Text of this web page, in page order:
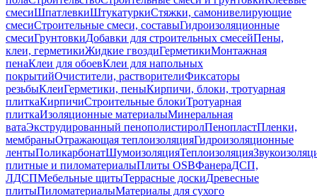
смесиШпатлевкиШтукатуркиСтяжки, самонивелирующие
смесиСтроительные смеси, составыГидроизоляционные
смесиГрунтовкиДобавки для строительных смесейПены,
клеи, герметикиЖидкие гвоздиГерметикиМонтажная
пенаКлеи для обоевКлеи для напольных
покрытийОчистители, растворителиФиксаторы
резьбыКлеиГерметики, пеныКирпичи, блоки, тротуарная
плиткаКирпичиСтроительные блокиТротуарная
плиткаИзоляционные материалыМинеральная
ватаЭкструдированный пенополистиролПенопластПленки,
мембраныОтражающая теплоизоляцияГидроизоляционные
лентыПоликарбонатШумоизоляцияТеплоизоляция
плитные и пиломатериалыПлиты OSBФанераДСП,
ЛДСПМебельные щитыТеррасные доскиДревесные
плитыПиломатериалыМатериалы для сухого